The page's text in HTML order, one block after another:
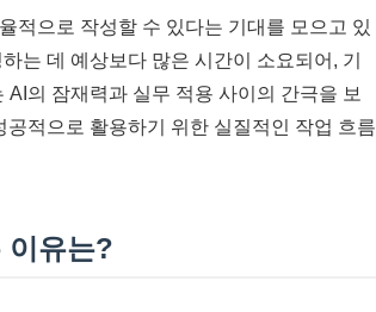
적으로 작성할 수 있다는 기대를 모으고 있
는 데 예상보다 많은 시간이 소요되어, 기
의 잠재력과 실무 적용 사이의 간극을 보
적으로 활용하기 위한 실질적인 작업 흐름
이유는?